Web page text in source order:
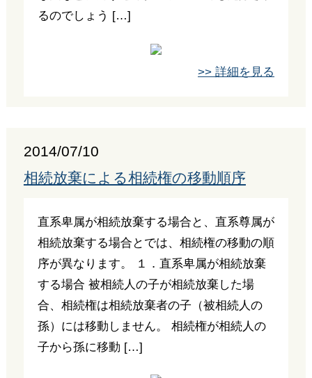
るのでしょう […]
>> 詳細を見る
2014/07/10
相続放棄による相続権の移動順序
直系卑属が相続放棄する場合と、直系尊属が
相続放棄する場合とでは、相続権の移動の順
序が異なります。 １．直系卑属が相続放棄
する場合 被相続人の子が相続放棄した場
合、相続権は相続放棄者の子（被相続人の
孫）には移動しません。 相続権が相続人の
子から孫に移動 […]